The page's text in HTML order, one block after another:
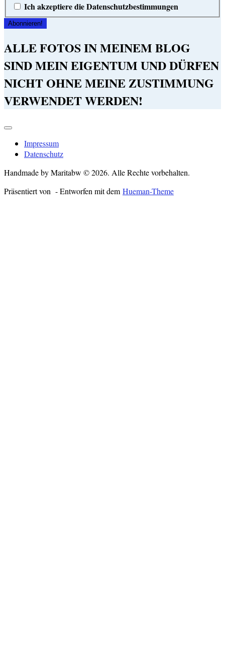
Ich akzeptiere die Datenschutzbestimmungen
ALLE FOTOS IN MEINEM BLOG
SIND MEIN EIGENTUM UND DÜRFEN
NICHT OHNE MEINE ZUSTIMMUNG
VERWENDET WERDEN!
Impressum
Datenschutz
Handmade by Maritabw © 2026. Alle Rechte vorbehalten.
Präsentiert von - Entworfen mit dem Hueman-Theme